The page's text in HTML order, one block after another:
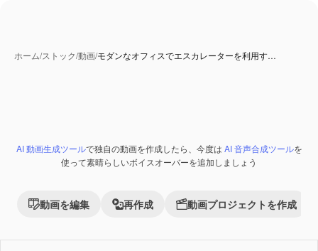
ホーム/ストック/動画/モダンなオフィスでエスカレーターを利用す…
Premium
AI 動画生成ツールで独自の動画を作成したら、今度は AI 音声合成ツールを
使って素晴らしいボイスオーバーを追加しましょう
動画を編集 再作成 動画プロジェクトを作成